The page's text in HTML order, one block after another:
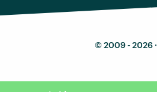
© 2009 - 2026 ·